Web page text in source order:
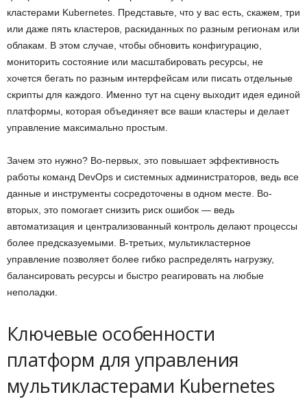
кластерами Kubernetes. Представьте, что у вас есть, скажем, три
или даже пять кластеров, раскиданных по разным регионам или
облакам. В этом случае, чтобы обновить конфигурацию,
мониторить состояние или масштабировать ресурсы, не
хочется бегать по разным интерфейсам или писать отдельные
скрипты для каждого. Именно тут на сцену выходит идея единой
платформы, которая объединяет все ваши кластеры и делает
управление максимально простым.
Зачем это нужно? Во-первых, это повышает эффективность
работы команд DevOps и системных администраторов, ведь все
данные и инструменты сосредоточены в одном месте. Во-
вторых, это помогает снизить риск ошибок — ведь
автоматизация и централизованный контроль делают процессы
более предсказуемыми. В-третьих, мультикластерное
управление позволяет более гибко распределять нагрузку,
балансировать ресурсы и быстро реагировать на любые
неполадки.
Ключевые особенности
платформ для управления
мультикластерами Kubernetes